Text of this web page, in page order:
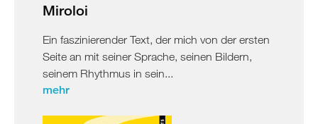
Miroloi
Ein faszinierender Text, der mich von der ersten
Seite an mit seiner Sprache, seinen Bildern,
seinem Rhythmus in sein...
mehr